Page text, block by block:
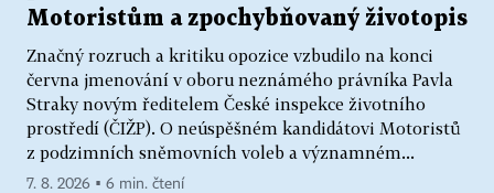
Motoristům a zpochybňovaný životopis
Značný rozruch a kritiku opozice vzbudilo na konci
června jmenování v oboru neznámého právníka Pavla
Straky novým ředitelem České inspekce životního
prostředí (ČIŽP). O neúspěšném kandidátovi Motoristů
z podzimních sněmovních voleb a významném...
7. 8. 2026 ▪ 6 min. čtení